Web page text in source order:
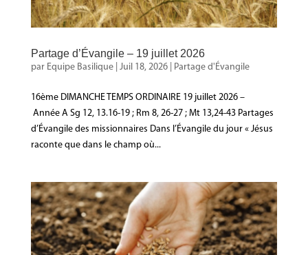
Partage d’Évangile – 19 juillet 2026
par Equipe Basilique| Juil 18, 2026| Partage d'Évangile
16ème DIMANCHE TEMPS ORDINAIRE 19 juillet 2026 –
Année A Sg 12, 13.16-19 ; Rm 8, 26-27 ; Mt 13,24-43 Partages
d’Évangile des missionnaires Dans l’Évangile du jour « Jésus
raconte que dans le champ où...